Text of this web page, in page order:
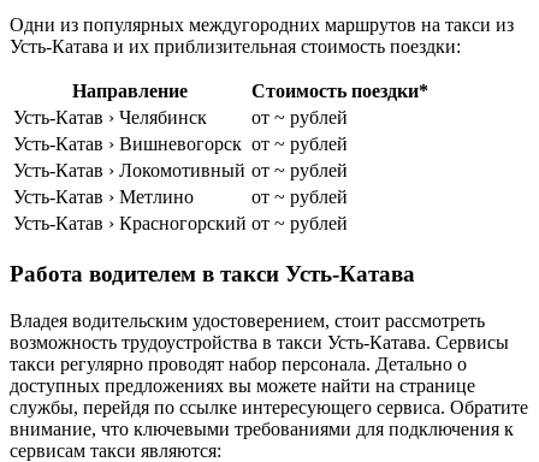
Одни из популярных междугородних маршрутов на такси из
Усть-Катава и их приблизительная стоимость поездки:
Направление
Стоимость поездки*
Усть-Катав › Челябинск
от ~ рублей
Усть-Катав › Вишневогорск от ~ рублей
Усть-Катав › Локомотивный от ~ рублей
Усть-Катав › Метлино
от ~ рублей
Усть-Катав › Красногорский от ~ рублей
Работа водителем в такси Усть-Катава
Владея водительским удостоверением, стоит рассмотреть
возможность трудоустройства в такси Усть-Катава. Сервисы
такси регулярно проводят набор персонала. Детально о
доступных предложениях вы можете найти на странице
службы, перейдя по ссылке интересующего сервиса. Обратите
внимание, что ключевыми требованиями для подключения к
сервисам такси являются: